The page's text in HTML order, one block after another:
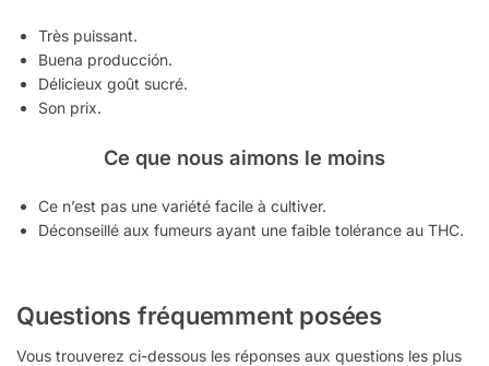
Très puissant.
Buena producción.
Délicieux goût sucré.
Son prix.
Ce que nous aimons le moins
Ce n’est pas une variété facile à cultiver.
Déconseillé aux fumeurs ayant une faible tolérance au THC.
Questions fréquemment posées
Vous trouverez ci-dessous les réponses aux questions les plus